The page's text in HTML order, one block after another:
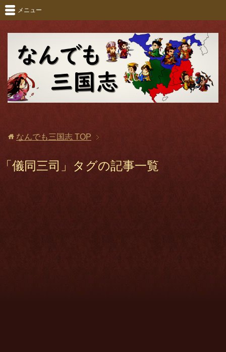
メニュー
なんでも三国志 TOP
「儀同三司」タグの記事一覧